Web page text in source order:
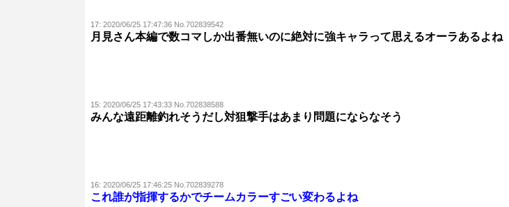
17: 2020/06/25 17:47:36 No.702839542
月見さん本編で数コマしか出番無いのに絶対に強キャラって思えるオーラあるよね
15: 2020/06/25 17:43:33 No.702838588
みんな遠距離釣れそうだし対狙撃手はあまり問題にならなそう
16: 2020/06/25 17:46:25 No.702839278
これ誰が指揮するかでチームカラーすごい変わるよね